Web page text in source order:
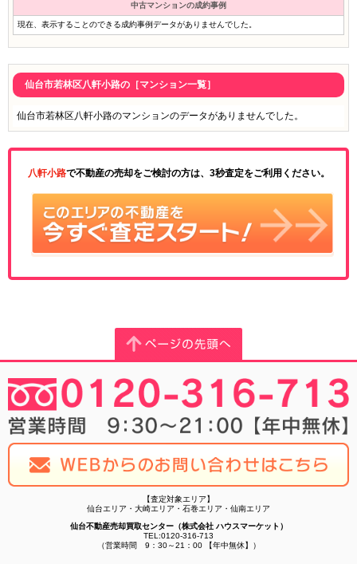
中古マンションの成約事例
現在、表示することのできる成約事例データがありませんでした。
仙台市若林区八軒小路の［マンション一覧］
仙台市若林区八軒小路のマンションのデータがありませんでした。
八軒小路で不動産の売却をご検討の方は、3秒査定をご利用ください。
【査定対象エリア】
仙台エリア・大崎エリア・石巻エリア・仙南エリア
仙台不動産売却買取センター（株式会社 ハウスマーケット）
TEL:0120-316-713
（営業時間 9：30～21：00 【年中無休】）